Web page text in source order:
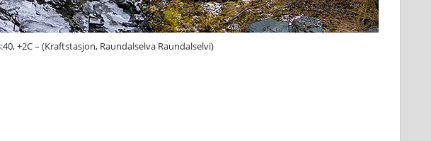
+2C – (Kraftstasjon, Raundalselva Raundalselvi)